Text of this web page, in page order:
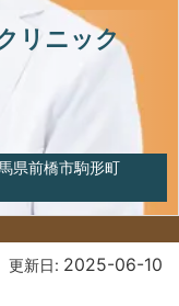
リニック
県前橋市駒形町
更新日: 2025-06-10